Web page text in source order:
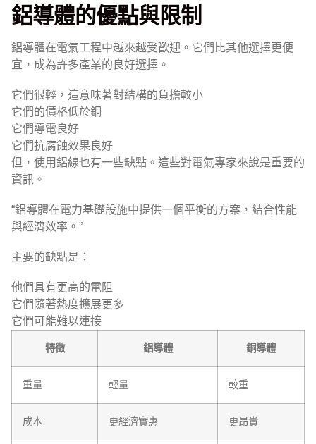
鋁導體的優點與限制
鋁導體在電氣工程中越來越受歡迎。它們比其他選擇更便
宜，成為許多產業的良好選擇。
它們很輕，這意味著對結構的負擔較小
它們的價格低於銅
它們導電良好
它們抗腐蝕效果良好
但，使用鋁線也有一些缺點。這些對電氣專家來說是重要的
資訊。
“鋁導體在電力基礎設施中提供一個平衡的方案，結合性能
與經濟效率。”
主要的缺點是：
他們具有更高的電阻
它們隨著熱度擴展更多
它們可能難以連接
特徵 鋁導體 銅導體
重量 輕量 較重
成本 更經濟實惠 更昂貴